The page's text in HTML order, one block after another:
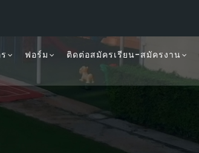
ฟอร์ม ติดต่อสมัครเรียน-สมัครงาน